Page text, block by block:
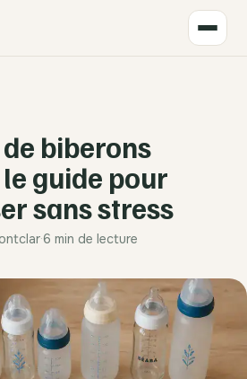
biberons
guide pour
sans stress
·6 min de lecture